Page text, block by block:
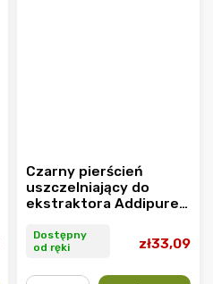
Czarny pierścień
uszczelniający do
ekstraktora Addipure
Dostępny
od ręki
zł33,09